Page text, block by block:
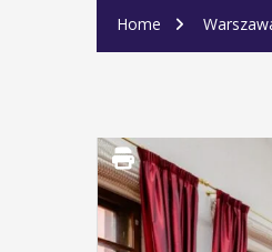
Home